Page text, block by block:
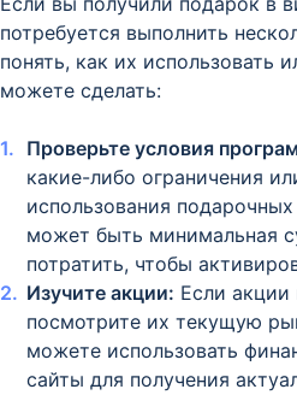
потребуется выполнить
понять, как их использовать
можете сделать:
Проверьте условия
какие-либо ограничения
использования
может быть минимальная
потратить, чтобы
Изучите акции: Если
посмотрите их текущую
можете использовать
сайты для получения